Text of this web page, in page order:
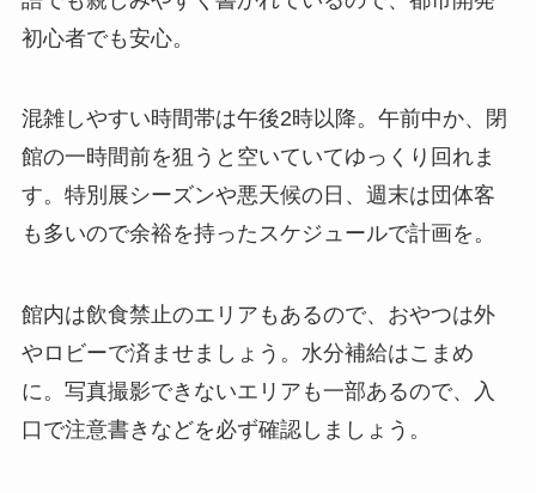
初心者でも安心。
混雑しやすい時間帯は午後2時以降。午前中か、閉
館の一時間前を狙うと空いていてゆっくり回れま
す。特別展シーズンや悪天候の日、週末は団体客
も多いので余裕を持ったスケジュールで計画を。
館内は飲食禁止のエリアもあるので、おやつは外
やロビーで済ませましょう。水分補給はこまめ
に。写真撮影できないエリアも一部あるので、入
口で注意書きなどを必ず確認しましょう。